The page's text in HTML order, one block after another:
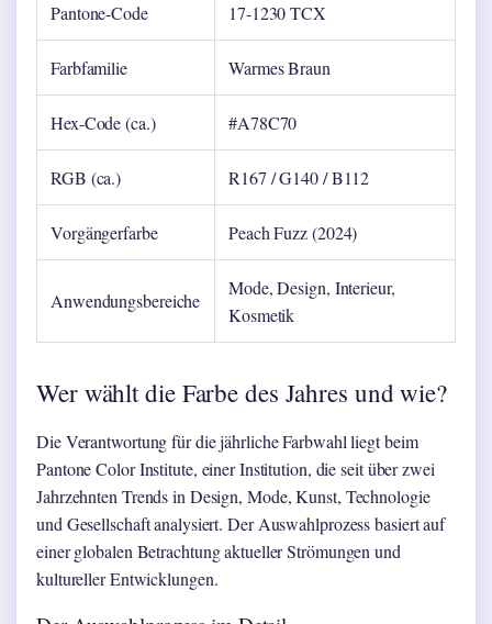
Pantone-Code 17-1230 TCX
Farbfamilie Warmes Braun
Hex-Code (ca.) #A78C70
RGB (ca.) R167 / G140 / B112
Vorgängerfarbe Peach Fuzz (2024)
Anwendungsbereiche
Mode, Design, Interieur,
Kosmetik
Wer wählt die Farbe des Jahres und wie?
Die Verantwortung für die jährliche Farbwahl liegt beim
Pantone Color Institute, einer Institution, die seit über zwei
Jahrzehnten Trends in Design, Mode, Kunst, Technologie
und Gesellschaft analysiert. Der Auswahlprozess basiert auf
einer globalen Betrachtung aktueller Strömungen und
kultureller Entwicklungen.